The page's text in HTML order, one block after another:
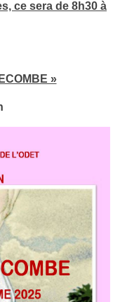
ce sera de 8h30 à
»